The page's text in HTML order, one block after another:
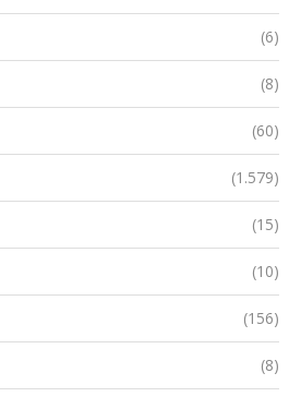
(6)
(8)
(60)
(1.579)
(15)
(10)
(156)
(8)